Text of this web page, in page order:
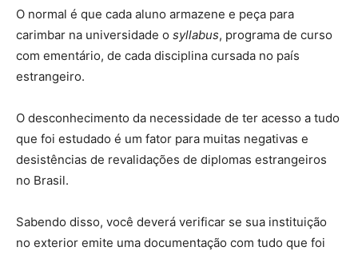
O normal é que cada aluno armazene e peça para
carimbar na universidade o syllabus, programa de curso
com ementário, de cada disciplina cursada no país
estrangeiro.
O desconhecimento da necessidade de ter acesso a tudo
que foi estudado é um fator para muitas negativas e
desistências de revalidações de diplomas estrangeiros
no Brasil.
Sabendo disso, você deverá verificar se sua instituição
no exterior emite uma documentação com tudo que foi